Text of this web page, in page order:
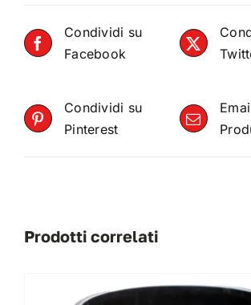
Condividi su
Facebook
Condividi su
Pinterest
Prodotti correlati